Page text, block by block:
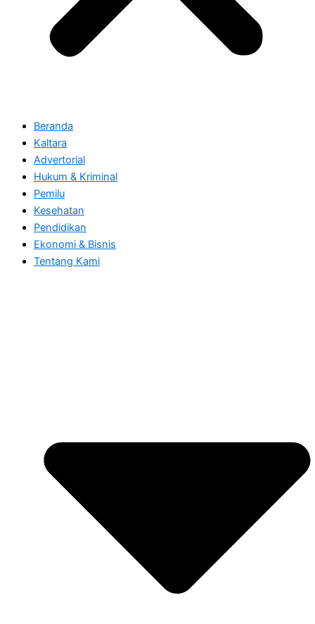
Beranda
Kaltara
Advertorial
Hukum & Kriminal
Pemilu
Kesehatan
Pendidikan
Ekonomi & Bisnis
Tentang Kami